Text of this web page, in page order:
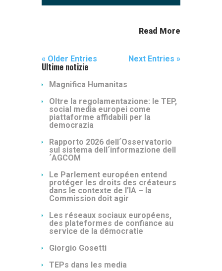
Read More
« Older Entries Next Entries »
Ultime notizie
Magnifica Humanitas
Oltre la regolamentazione: le TEP,
social media europei come
piattaforme affidabili per la
democrazia
Rapporto 2026 dell´Osservatorio
sul sistema dell´informazione dell
´AGCOM
Le Parlement européen entend
protéger les droits des créateurs
dans le contexte de l’IA – la
Commission doit agir
Les réseaux sociaux européens,
des plateformes de confiance au
service de la démocratie
Giorgio Gosetti
TEPs dans les media